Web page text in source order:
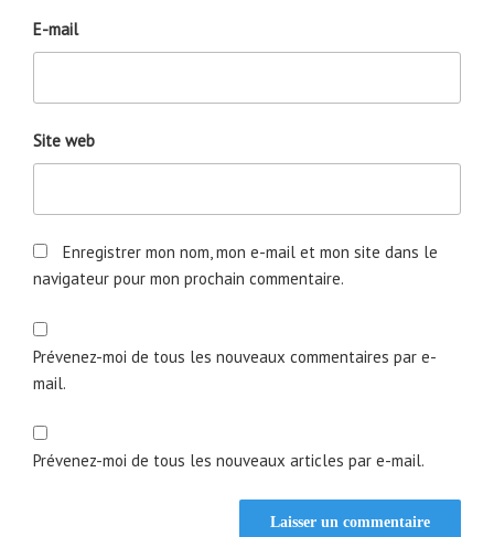
E-mail
Site web
Enregistrer mon nom, mon e-mail et mon site dans le
navigateur pour mon prochain commentaire.
Prévenez-moi de tous les nouveaux commentaires par e-
mail.
Prévenez-moi de tous les nouveaux articles par e-mail.